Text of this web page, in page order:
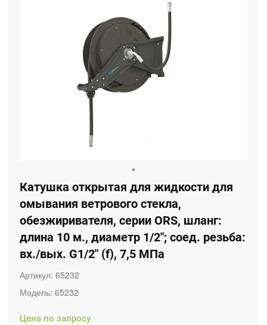
Катушка открытая для жидкости для
омывания ветрового стекла,
обезжиривателя, серии ORS, шланг:
длина 10 м., диаметр 1/2"; соед. резьба:
вх./вых. G1/2" (f), 7,5 МПа
Артикул: 65232
Модель: 65232
Цена по запросу